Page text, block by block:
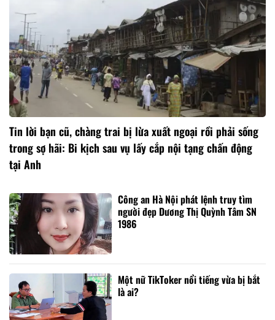
Tin lời bạn cũ, chàng trai bị lừa xuất ngoại rồi phải sống
trong sợ hãi: Bi kịch sau vụ lấy cắp nội tạng chấn động
tại Anh
Công an Hà Nội phát lệnh truy tìm
người đẹp Dương Thị Quỳnh Tâm SN
1986
Một nữ TikToker nổi tiếng vừa bị bắt
là ai?